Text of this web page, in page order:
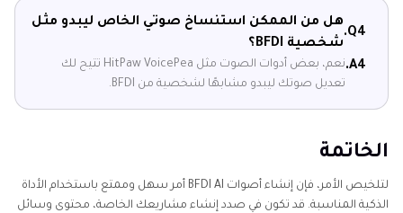
Q4.
هل من الممكن استنساخ صوتي الخاص ليبدو مثل
شخصية BFDI؟
A4.
نعم، بعض أدوات الصوت مثل HitPaw VoicePea تتيح لك
تعديل صوتك ليبدو مشابهًا لشخصية من BFDI.
الخاتمة
لتلخيص الأمر، فإن إنشاء أصوات BFDI AI أمر سهل وممتع باستخدام الأداة
الذكية المناسبة. قد تكون في صدد إنشاء مشاريعك الخاصة، محتوى وسائل